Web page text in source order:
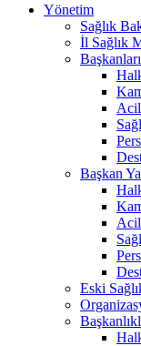
Yönetim
Sağlık
İl Sağlık
Acil
Başkan
Acil
Eski